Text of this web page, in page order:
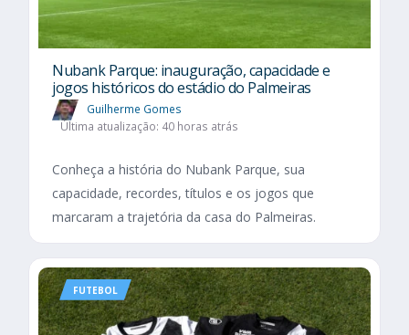
Nubank Parque: inauguração, capacidade e
jogos históricos do estádio do Palmeiras
Guilherme Gomes
Última atualização: 40 horas atrás
Conheça a história do Nubank Parque, sua
capacidade, recordes, títulos e os jogos que
marcaram a trajetória da casa do Palmeiras.
FUTEBOL